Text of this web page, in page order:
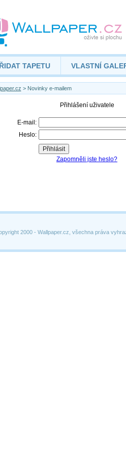
TAPETU VLASTNÍ
> Novinky e-mailem
2000 - Wallpaper.cz, všechna práva